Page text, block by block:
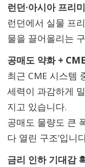
런던·아시아 프리
런던에서 실물 프
물을 끌어올리는
공매도 약화 +
최근 CME 시스템
세력이 과감하게
지고 있습니다.
공매도 물량도 큰
다 열린 구조’입니
금리 인하 기대감